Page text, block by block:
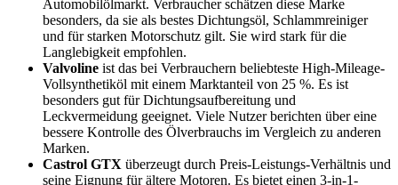
Automobilölmarkt. Verbraucher schätzen diese Marke
besonders, da sie als bestes Dichtungsöl, Schlammreiniger
und für starken Motorschutz gilt. Sie wird stark für die
Langlebigkeit empfohlen.
Valvoline ist das bei Verbrauchern beliebteste High-Mileage-
Vollsynthetiköl mit einem Marktanteil von 25 %. Es ist
besonders gut für Dichtungsaufbereitung und
Leckvermeidung geeignet. Viele Nutzer berichten über eine
bessere Kontrolle des Ölverbrauchs im Vergleich zu anderen
Marken.
Castrol GTX überzeugt durch Preis-Leistungs-Verhältnis und
seine Eignung für ältere Motoren. Es bietet einen 3-in-1-